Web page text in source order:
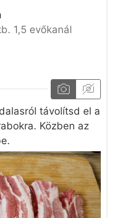
1,5 evőkanál
távolítsd el a
Közben az